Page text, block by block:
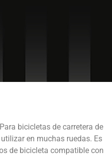
bicicletas de carretera de
en muchas ruedas. Es
de bicicleta compatible con